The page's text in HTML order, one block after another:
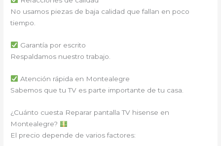
No usamos piezas de baja calidad que fallan en poco
tiempo.
Garantía por escrito
Respaldamos nuestro trabajo.
Atención rápida en Montealegre
Sabemos que tu TV es parte importante de tu casa.
¿Cuánto cuesta Reparar pantalla TV hisense en
Montealegre?
El precio depende de varios factores: